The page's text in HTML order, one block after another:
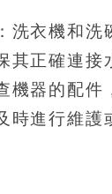
洗衣機和洗
其正確連接
機器的配件
時進行維護